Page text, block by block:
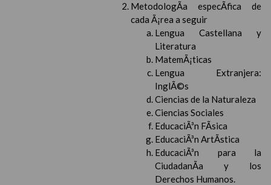
MetodologÃ­a especÃ­fica de
cada Ã¡rea a seguir
Lengua Castellana y
Literatura
MatemÃ¡ticas
Lengua Extranjera:
InglÃ©s
Ciencias de la Naturaleza
Ciencias Sociales
EducaciÃ³n FÃ­sica
EducaciÃ³n ArtÃ­stica
EducaciÃ³n para la
CiudadanÃ­a y los
Derechos Humanos.